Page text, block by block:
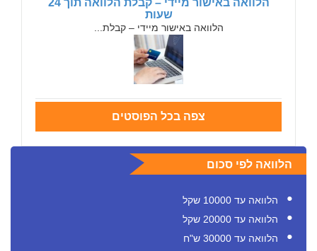
הלוואה באישור מיידי – קבלת הלוואה תוך 24
שעות
הלוואה באישור מיידי – קבלת...
צפה בכל הפוסטים
הלוואה לפי סכום
הלוואה עד 10000 שקל
הלוואה עד 20000 שקל
הלוואה עד 30000 ש"ח